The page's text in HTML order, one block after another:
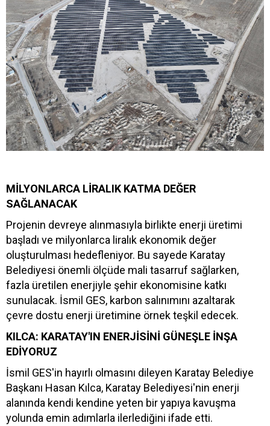
MİLYONLARCA LİRALIK KATMA DEĞER
SAĞLANACAK
Projenin devreye alınmasıyla birlikte enerji üretimi
başladı ve milyonlarca liralık ekonomik değer
oluşturulması hedefleniyor. Bu sayede Karatay
Belediyesi önemli ölçüde mali tasarruf sağlarken,
fazla üretilen enerjiyle şehir ekonomisine katkı
sunulacak. İsmil GES, karbon salınımını azaltarak
çevre dostu enerji üretimine örnek teşkil edecek.
KILCA: KARATAY'IN ENERJİSİNİ GÜNEŞLE İNŞA
EDİYORUZ
İsmil GES'in hayırlı olmasını dileyen Karatay Belediye
Başkanı Hasan Kılca, Karatay Belediyesi'nin enerji
alanında kendi kendine yeten bir yapıya kavuşma
yolunda emin adımlarla ilerlediğini ifade etti.